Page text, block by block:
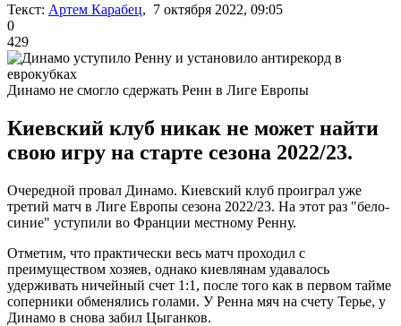
Текст: Артем Карабец, 7 октября 2022, 09:05
0
429
Динамо не смогло сдержать Ренн в Лиге Европы
Киевский клуб никак не может найти
свою игру на старте сезона 2022/23.
Очередной провал Динамо. Киевский клуб проиграл уже
третий матч в Лиге Европы сезона 2022/23. На этот раз "бело-
синие" уступили во Франции местному Ренну.
Отметим, что практически весь матч проходил с
преимуществом хозяев, однако киевлянам удавалось
удерживать ничейный счет 1:1, после того как в первом тайме
соперники обменялись голами. У Ренна мяч на счету Терье, у
Динамо в снова забил Цыганков.